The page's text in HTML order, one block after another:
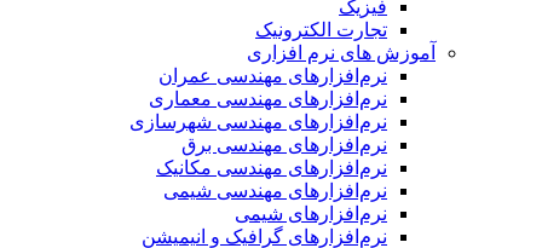
فیزیک
تجارت الکترونیک
آموزش های نرم افزاری
نرم‌افزارهای مهندسی عمران
نرم‌افزارهای مهندسی معماری
نرم‌افزارهای مهندسی شهرسازی
نرم‌افزارهای مهندسی برق
نرم‌افزارهای مهندسی مکانیک
نرم‌افزارهای مهندسی شیمی
نرم‌افزارهای شیمی
نرم‌افزارهای گرافیک و انیمیشن